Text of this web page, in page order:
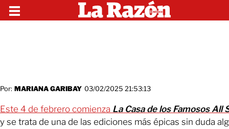
Por: MARIANA GARIBAY 03/02/2025 21:53:13
Este 4 de febrero comienza La Casa de los Famosos All
y se trata de una de las ediciones más épicas sin duda